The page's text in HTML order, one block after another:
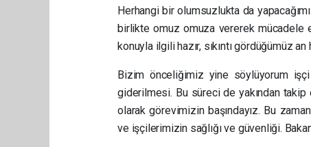
Herhangi bir olumsuzlukta da
birlikte omuz omuza vererek mücadele
konuyla ilgili hazır, sıkıntı gördüğümüz
Bizim önceliğimiz yine söylüyorum işçi
giderilmesi. Bu süreci de yakından
olarak görevimizin başındayız. Bu
ve işçilerimizin sağlığı ve güvenliği.